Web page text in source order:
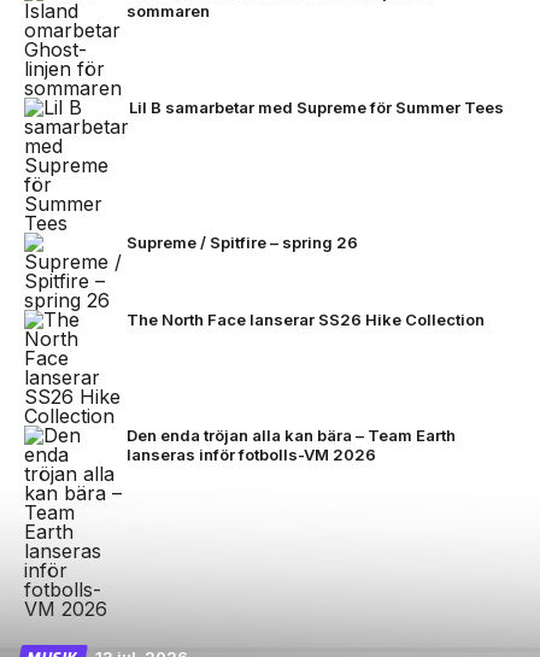
sommaren
Lil B samarbetar med Supreme för Summer Tees
Supreme / Spitfire – spring 26
The North Face lanserar SS26 Hike Collection
Den enda tröjan alla kan bära – Team Earth
lanseras inför fotbolls-VM 2026